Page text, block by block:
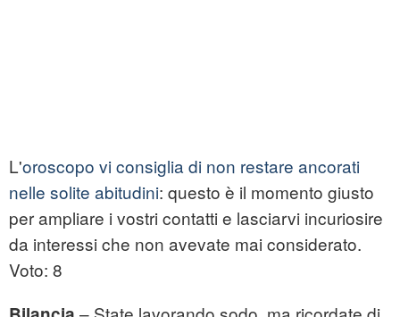
L'oroscopo vi consiglia di non restare ancorati
nelle solite abitudini: questo è il momento giusto
per ampliare i vostri contatti e lasciarvi incuriosire
da interessi che non avevate mai considerato.
Voto: 8